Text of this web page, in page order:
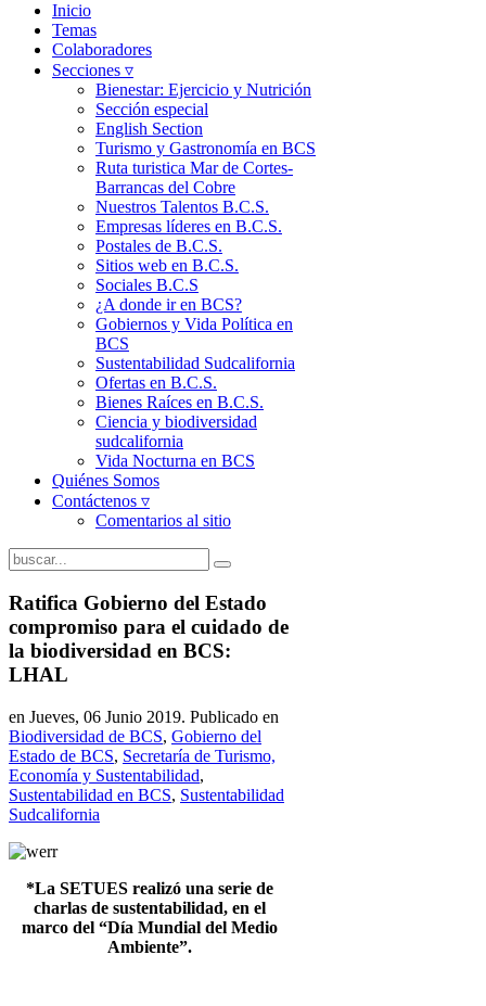
Inicio
Temas
Colaboradores
Secciones ▿
Bienestar: Ejercicio y Nutrición
Sección especial
English Section
Turismo y Gastronomía en BCS
Ruta turistica Mar de Cortes-
Barrancas del Cobre
Nuestros Talentos B.C.S.
Empresas líderes en B.C.S.
Postales de B.C.S.
Sitios web en B.C.S.
Sociales B.C.S
¿A donde ir en BCS?
Gobiernos y Vida Política en
BCS
Sustentabilidad Sudcalifornia
Ofertas en B.C.S.
Bienes Raíces en B.C.S.
Ciencia y biodiversidad
sudcalifornia
Vida Nocturna en BCS
Quiénes Somos
Contáctenos ▿
Comentarios al sitio
Ratifica Gobierno del Estado
compromiso para el cuidado de
la biodiversidad en BCS:
LHAL
en Jueves, 06 Junio 2019. Publicado en
Biodiversidad de BCS, Gobierno del
Estado de BCS, Secretaría de Turismo,
Economía y Sustentabilidad,
Sustentabilidad en BCS, Sustentabilidad
Sudcalifornia
*La SETUES realizó una serie de
charlas de sustentabilidad, en el
marco del “Día Mundial del Medio
Ambiente”.